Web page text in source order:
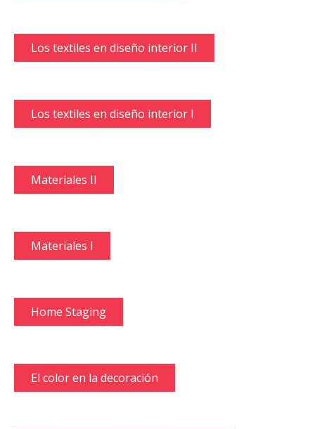
Los textiles en diseño interior II
Los textiles en diseño interior I
Materiales II
Materiales I
Home Staging
El color en la decoración